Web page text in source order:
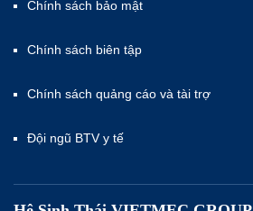
Chính sách bảo mật
Chính sách biên tập
Chính sách quảng cáo và tài trợ
Đội ngũ BTV y tế